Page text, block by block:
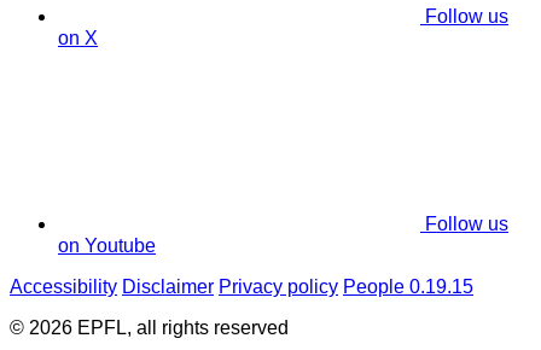
Follow us
on X
Follow us
on Youtube
Accessibility Disclaimer Privacy policy People 0.19.15
© 2026 EPFL, all rights reserved